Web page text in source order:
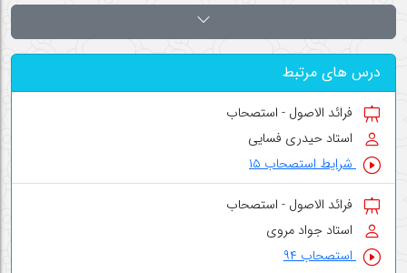
درس های مرتبط
فرائد الاصول - استصحاب
استاد حیدری فسایی
شرایط استصحاب ۱۵
فرائد الاصول - استصحاب
استاد جواد مروی
استصحاب ۹۴